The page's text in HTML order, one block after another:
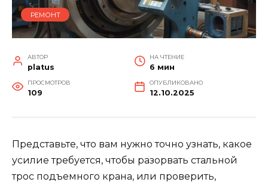
РЕМОНТ
АВТОР
platus
НА ЧТЕНИЕ
6 мин
ПРОСМОТРОВ
109
ОПУБЛИКОВАНО
12.10.2025
Представьте, что вам нужно точно узнать, какое
усилие требуется, чтобы разорвать стальной
трос подъемного крана, или проверить,